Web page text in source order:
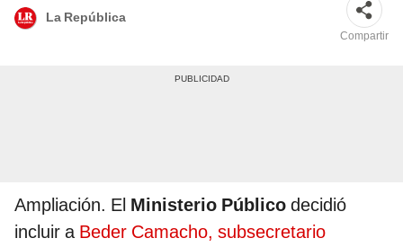
La República
Compartir
Ampliación. El Ministerio Público decidió
incluir a Beder Camacho, subsecretario